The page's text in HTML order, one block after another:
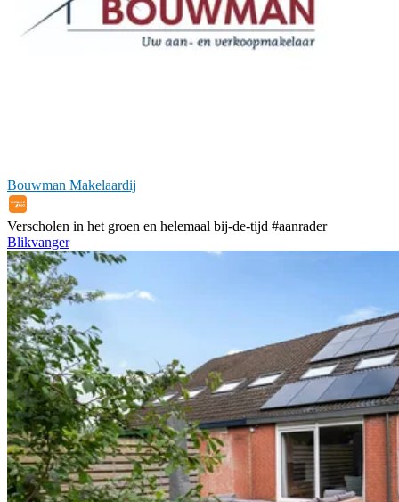
Bouwman Makelaardij
Verscholen in het groen en helemaal bij-de-tijd #aanrader
Blikvanger